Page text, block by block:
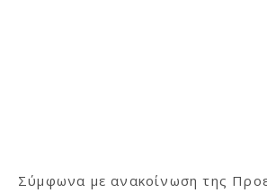
Σύμφωνα με ανακοίνωση της